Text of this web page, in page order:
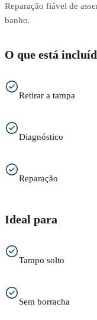
Reparação fiável de
banho.
O que está
Retirar a tampa
Diagnóstico
Reparação
Ideal para
Tampo solto
Sem borracha